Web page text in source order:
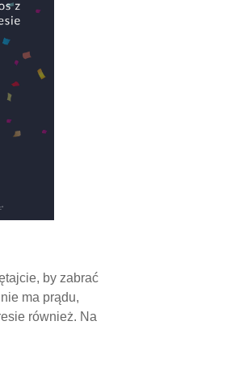
by zabrać
ma prądu,
również. Na